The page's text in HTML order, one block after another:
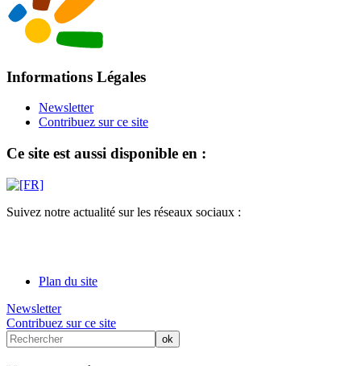
Informations Légales
Newsletter
Contribuez sur ce site
Ce site est aussi disponible en :
Suivez notre actualité sur les réseaux sociaux :
Plan du site
Newsletter
Contribuez sur ce site